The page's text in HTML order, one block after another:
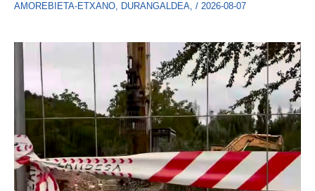
AMOREBIETA-ETXANO, DURANGALDEA, / 2026-08-07